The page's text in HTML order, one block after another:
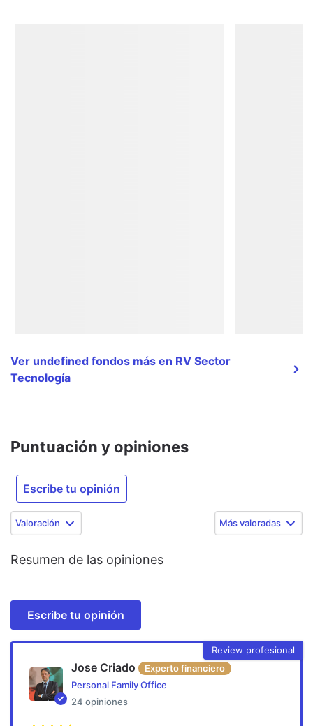
Ver undefined fondos más en RV Sector
Tecnología
Puntuación y opiniones
Escribe tu opinión
Valoración Más valoradas
Resumen de las opiniones
Escribe tu opinión
Review profesional
Jose Criado
Experto financiero
Personal Family Office
24 opiniones